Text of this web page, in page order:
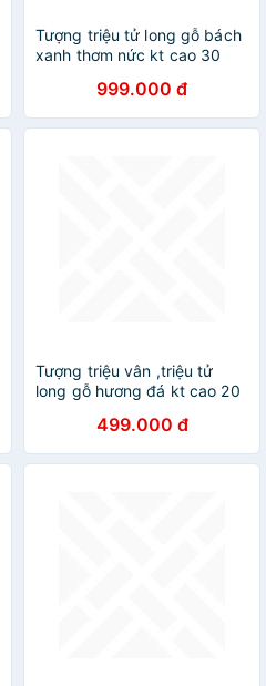
Tượng triệu tử long gỗ bách
xanh thơm nức kt cao 30
999.000 đ
Tượng triệu vân ,triệu tử
long gỗ hương đá kt cao 20
499.000 đ